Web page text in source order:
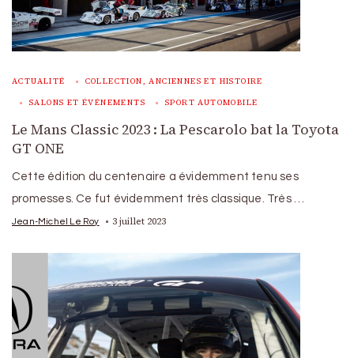
ACTUALITÉ COLLECTION, ANCIENNES ET HISTOIRE
SALONS ET ÉVÉNEMENTS SPORT AUTOMOBILE
Le Mans Classic 2023 : La Pescarolo bat la Toyota
GT ONE
Cette édition du centenaire a évidemment tenu ses
promesses. Ce fut évidemment très classique. Très …
Jean-Michel Le Roy 3 juillet 2023